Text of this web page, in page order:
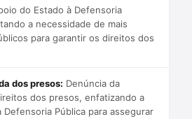
do Estado à Defensoria
a necessidade de mais
para garantir os direitos dos
dos presos: Denúncia da
dos presos, enfatizando a
Defensoria Pública para assegurar